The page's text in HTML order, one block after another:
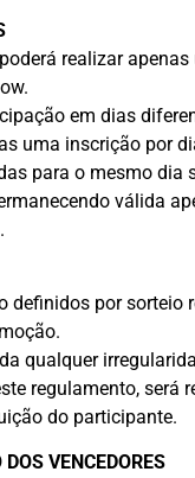
realizar
em dias
uma inscrição por
para o mesmo dia
válida
definidos por sorteio
qualquer
regulamento, será
do participante.
VENCEDORES